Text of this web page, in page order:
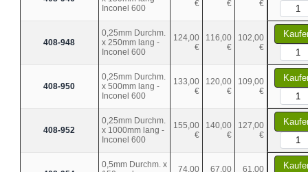
Inconel 600
€
€
€
408-948
0,25mm Durchm.
x 250mm lang -
Inconel 600
124,00
€
116,00
€
102,00
€
408-950
0,25mm Durchm.
x 500mm lang -
Inconel 600
133,00
€
120,00
€
109,00
€
408-952
0,25mm Durchm.
x 1000mm lang -
Inconel 600
155,00
€
140,00
€
127,00
€
0,5mm Durchm. x
74,00
67,00
61,00